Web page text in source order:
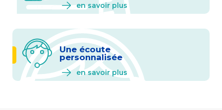
en savoir plus
Une écoute
personnalisée
en savoir plus